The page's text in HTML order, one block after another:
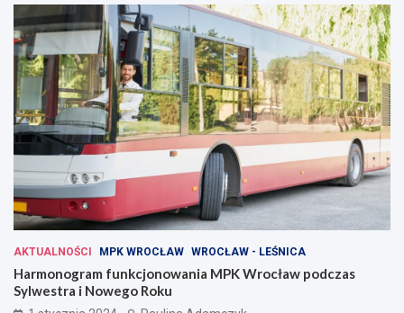
AKTUALNOŚCI MPK WROCŁAW WROCŁAW - LEŚNICA
Harmonogram funkcjonowania MPK Wrocław podczas
Sylwestra i Nowego Roku